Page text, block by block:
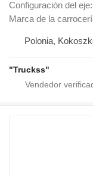
Configuración del eje
Marca de la
Polonia,
"Truckss"